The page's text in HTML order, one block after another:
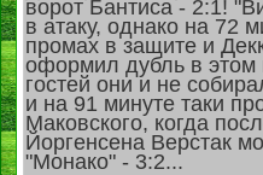
ворот Бантиса - 2:1!
в атаку, однако на 72
промах в защите и
оформил дубль в этом
гостей они и не
и на 91 минуте таки
Маковского, когда
Йоргенсена Верстак
"Монако" - 3:2...